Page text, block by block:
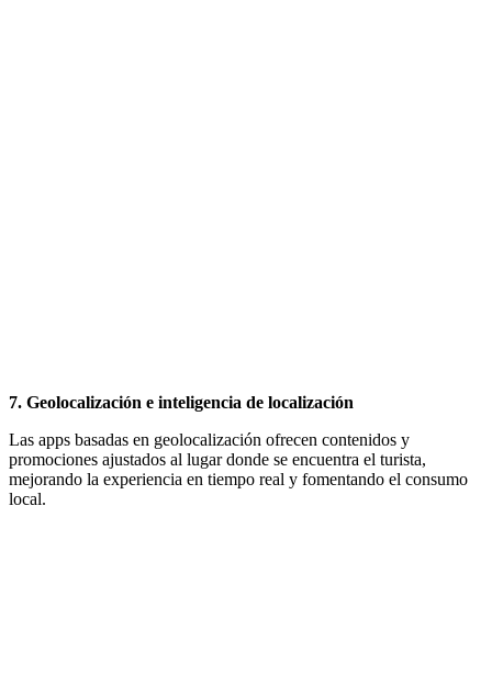
7. Geolocalización e inteligencia de localización
Las apps basadas en geolocalización ofrecen contenidos y
promociones ajustados al lugar donde se encuentra el turista,
mejorando la experiencia en tiempo real y fomentando el consumo
local.